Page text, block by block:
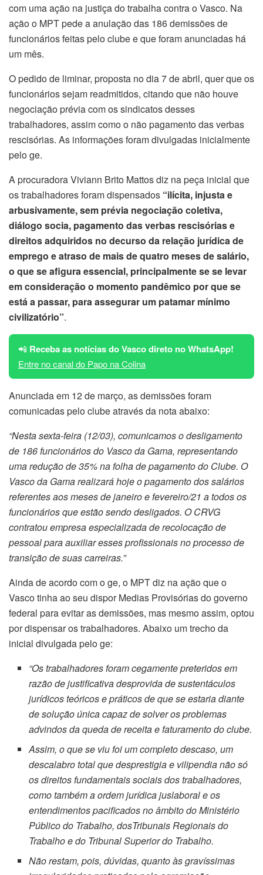
com uma ação na justiça do trabalha contra o Vasco. Na
ação o MPT pede a anulação das 186 demissões de
funcionários feitas pelo clube e que foram anunciadas há
um mês.
O pedido de liminar, proposta no dia 7 de abril, quer que os
funcionários sejam readmitidos, citando que não houve
negociação prévia com os sindicatos desses
trabalhadores, assim como o não pagamento das verbas
rescisórias. As informações foram divulgadas inicialmente
pelo ge.
A procuradora Viviann Brito Mattos diz na peça inicial que
os trabalhadores foram dispensados “ilícita, injusta e
arbusivamente, sem prévia negociação coletiva,
diálogo socia, pagamento das verbas rescisórias e
direitos adquiridos no decurso da relação jurídica de
emprego e atraso de mais de quatro meses de salário,
o que se afigura essencial, principalmente se se levar
em consideração o momento pandêmico por que se
está a passar, para assegurar um patamar mínimo
civilizatório”.
📲 Receba as notícias do Vasco direto no WhatsApp!
Entre no canal do Papo na Colina
Anunciada em 12 de março, as demissões foram
comunicadas pelo clube através da nota abaixo:
“Nesta sexta-feira (12/03), comunicamos o desligamento
de 186 funcionários do Vasco da Gama, representando
uma redução de 35% na folha de pagamento do Clube. O
Vasco da Gama realizará hoje o pagamento dos salários
referentes aos meses de janeiro e fevereiro/21 a todos os
funcionários que estão sendo desligados. O CRVG
contratou empresa especializada de recolocação de
pessoal para auxiliar esses profissionais no processo de
transição de suas carreiras.”
Ainda de acordo com o ge, o MPT diz na ação que o
Vasco tinha ao seu dispor Medias Provisórias do governo
federal para evitar as demissões, mas mesmo assim, optou
por dispensar os trabalhadores. Abaixo um trecho da
inicial divulgada pelo ge:
“Os trabalhadores foram cegamente preteridos em
razão de justificativa desprovida de sustentáculos
jurídicos teóricos e práticos de que se estaria diante
de solução única capaz de solver os problemas
advindos da queda de receita e faturamento do clube.
Assim, o que se viu foi um completo descaso, um
descalabro total que desprestigia e vilipendia não só
os direitos fundamentais sociais dos trabalhadores,
como também a ordem jurídica juslaboral e os
entendimentos pacificados no âmbito do Ministério
Público do Trabalho, dosTribunais Regionais do
Trabalho e do Tribunal Superior do Trabalho.
Não restam, pois, dúvidas, quanto às gravíssimas